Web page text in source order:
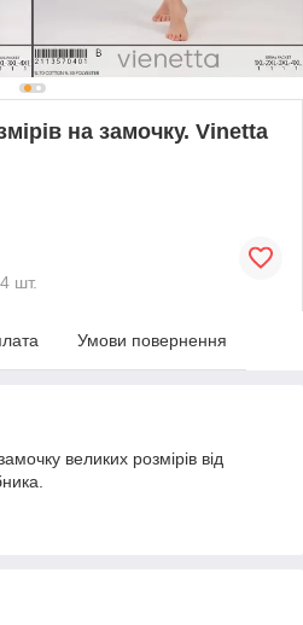
на замочку. Vinetta
шт.
Умови повернення
великих розмірів від